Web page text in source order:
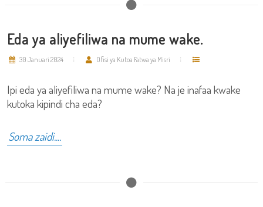
Eda ya aliyefiliwa na mume wake.
30 Januari 2024 Ofisi ya Kutoa Fatwa ya Misri
Ipi eda ya aliyefiliwa na mume wake? Na je inafaa kwake
kutoka kipindi cha eda?
Soma zaidi....